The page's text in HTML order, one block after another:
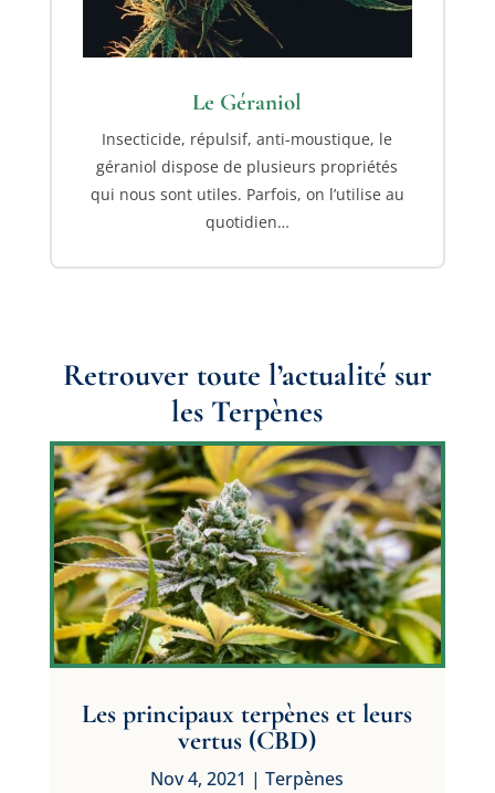
Le Géraniol
Insecticide, répulsif, anti-moustique, le
géraniol dispose de plusieurs propriétés
qui nous sont utiles. Parfois, on l’utilise au
quotidien…
Retrouver toute l’actualité sur
les Terpènes
Les principaux terpènes et leurs
vertus (CBD)
Nov 4, 2021 |Terpènes